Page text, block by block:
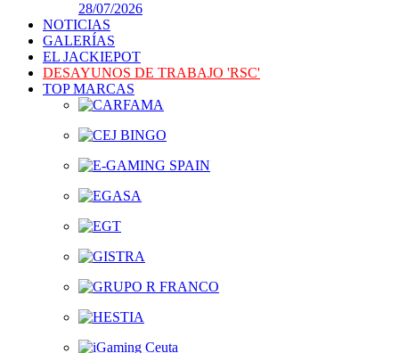
28/07/2026
NOTICIAS
GALERÍAS
EL JACKIEPOT
DESAYUNOS DE TRABAJO 'RSC'
TOP MARCAS